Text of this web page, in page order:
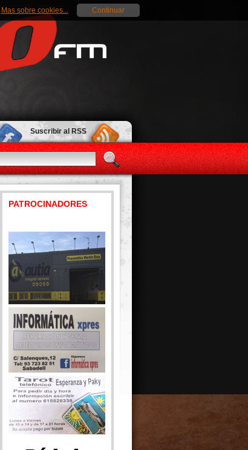
Suscribir al RSS
PATROCINADORES
Mas sobre cookies... Continuar